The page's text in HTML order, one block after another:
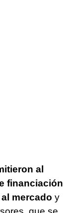
al
financiación
mercado y